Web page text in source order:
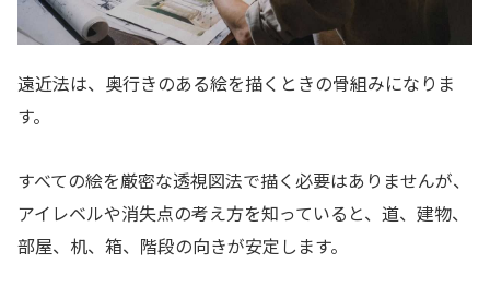
遠近法は、奥行きのある絵を描くときの骨組みになりま
す。
すべての絵を厳密な透視図法で描く必要はありませんが、
アイレベルや消失点の考え方を知っていると、道、建物、
部屋、机、箱、階段の向きが安定します。